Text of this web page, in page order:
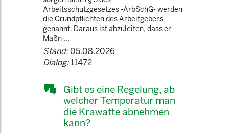
Arbeitsschutzgesetzes -ArbSchG- werden
die Grundpflichten des Arbeitgebers
genannt. Daraus ist abzuleiten, dass er
Maßn ...
Stand:05.08.2026
Dialog:11472
Gibt es eine Regelung, ab
welcher Temperatur man
die Krawatte abnehmen
kann?